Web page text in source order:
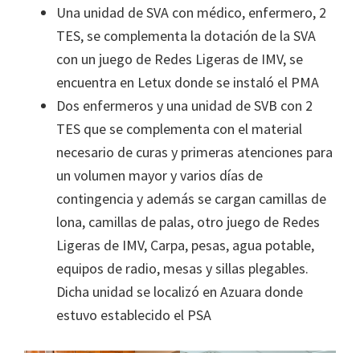
Una unidad de SVA con médico, enfermero, 2
TES, se complementa la dotación de la SVA
con un juego de Redes Ligeras de IMV, se
encuentra en Letux donde se instaló el PMA
Dos enfermeros y una unidad de SVB con 2
TES que se complementa con el material
necesario de curas y primeras atenciones para
un volumen mayor y varios días de
contingencia y además se cargan camillas de
lona, camillas de palas, otro juego de Redes
Ligeras de IMV, Carpa, pesas, agua potable,
equipos de radio, mesas y sillas plegables.
Dicha unidad se localizó en Azuara donde
estuvo establecido el PSA